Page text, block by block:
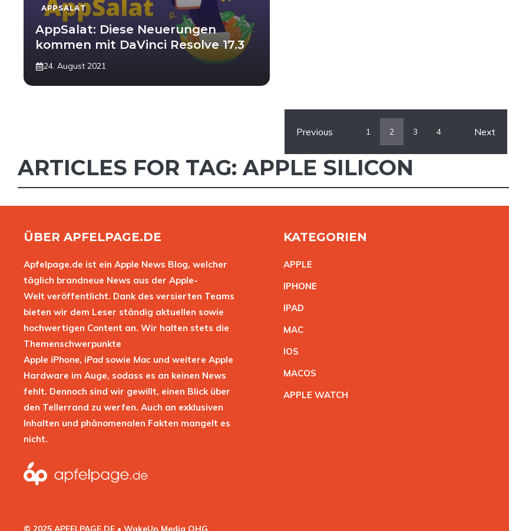
APPSALAT
AppSalat: Diese Neuerungen
kommen mit DaVinci Resolve 17.3
24. August 2021
Previous 1 2 3 4 Next
ARTICLES FOR TAG:APPLE SILICON
ÜBER APFELPAGE.DE
Apfelpage.de ist ein Apple News Blog, welcher
täglich brandneue News aus der Apple-
Welt veröffentlicht. Dank des versierten Teams
bieten wir dem Leser ständig aktuellen sowie
hochwertigen Content an. Wir halten stets die
Themenschwerpunkte
Apple iPhone, iPad sowie Mac und weitere Apple
Hardware im Auge, sodass es an keinen News
fehlt. Dennoch sind wir gewillt, einen Blick über
den Tellerrand zu werfen. Auch an exklusiven
Inhalten und phänomenalen Fakten mangelt es
nicht.
KATEGORIEN
APPLE
IPHONE
IPAD
MAC
IOS
MACOS
APPLE WATCH
© 2025 APFELPAGE.DE • WakeUp Media OHG